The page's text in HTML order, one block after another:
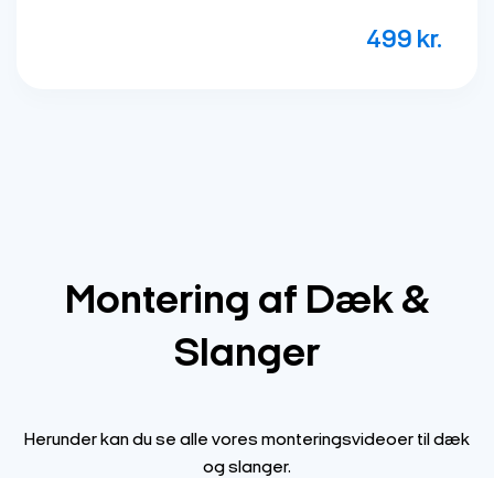
449 kr.
Montering af Dæk &
Slanger
Herunder kan du se alle vores monteringsvideoer til dæk
og slanger.